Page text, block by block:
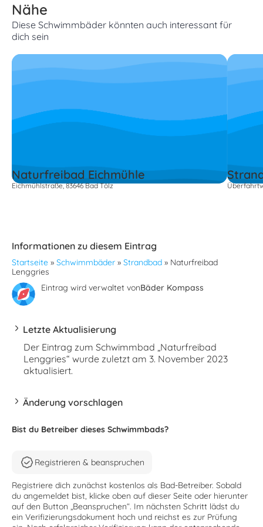
Nähe
Diese Schwimmbäder könnten auch interessant für
dich sein
Naturfreibad Eichmühle
Eichmühlstraße, 83646 Bad Tölz
Informationen zu diesem Eintrag
Startseite » Schwimmbäder » Strandbad » Naturfreibad
Lenggries
Eintrag wird verwaltet vonBäder Kompass
Letzte Aktualisierung
Der Eintrag zum Schwimmbad „Naturfreibad
Lenggries“ wurde zuletzt am 3. November 2023
aktualisiert.
Änderung vorschlagen
Bist du Betreiber dieses Schwimmbads?
Registrieren & beanspruchen
Registriere dich zunächst kostenlos als Bad-Betreiber. Sobald
du angemeldet bist, klicke oben auf dieser Seite oder hierunter
auf den Button „Beanspruchen“. Im nächsten Schritt lädst du
ein Verifizierungsdokument hoch und reichst es zur Prüfung